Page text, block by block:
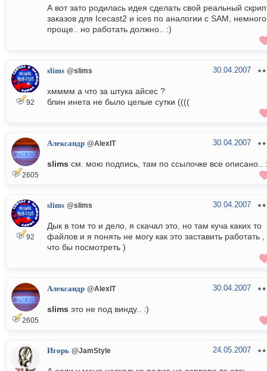
А вот зато родилась идея сделать свой реальный
заказов для Icecast2 и ices по аналогии с SAM, немного
проще.. но работать должно.. :)
92
slims @slims 30.04.2007
хмммм а что за штука айсес ?
блин инета не было целые сутки ((((
2605
Александр @AlexIT 30.04.2007
slims см. мою подпись, там по ссылочке все описано..
92
slims @slims 30.04.2007
Дык в том то и дело, я скачал это, но там куча каких то
файлов и я понять не могу как это заставить работать ,
что бы посмотреть )
2605
Александр @AlexIT 30.04.2007
slims это не под винду.. :)
Игорь @JamStyle 24.05.2007